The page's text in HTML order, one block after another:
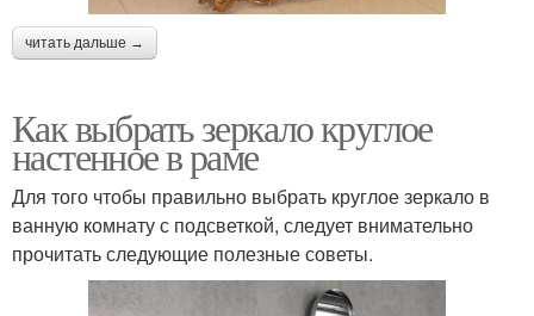
читать дальше →
Как выбрать зеркало круглое
настенное в раме
Для того чтобы правильно выбрать круглое зеркало в
ванную комнату с подсветкой, следует внимательно
прочитать следующие полезные советы.